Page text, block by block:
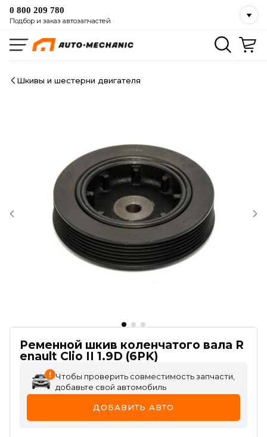
0 800 209 780
Подбор и заказ автозапчастей
Шкивы и шестерни двигателя
Ременной шкив коленчатого вала R
enault Clio II 1.9D (6PK)
Чтобы проверить совместимость запчасти,
добавьте свой автомобиль
ДОБАВИТЬ АВТО